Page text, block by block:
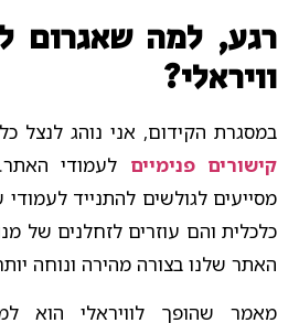
רגע, למה שאגרום
וויראלי?
במסגרת הקידום, אני נוהג לנצל
קישורים פנימיים לעמודי
מסייעים לגולשים להתנייד
כלכלית והם עוזרים לזחלנים של
האתר שלנו בצורה מהירה ונוחה
מאמר שהופך לוויראלי הוא